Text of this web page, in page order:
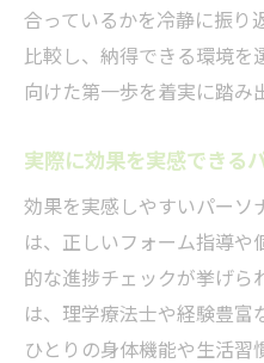
合っているかを冷静に振り
比較し、納得できる環境を
向けた第一歩を着実に踏み
実際に効果を実感できる
効果を実感しやすいパーソ
は、正しいフォーム指導
的な進捗チェックが挙げら
は、理学療法士や経験豊富
ひとりの身体機能や生活